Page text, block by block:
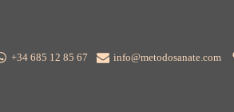
+34 685 12 85 67 info@metodosanate.com